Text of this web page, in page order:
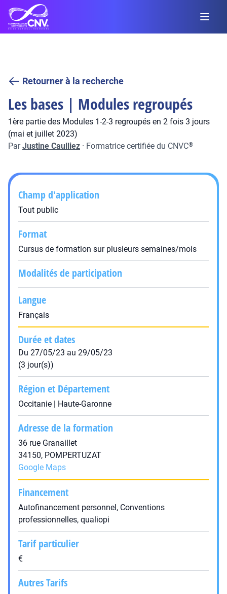
Retourner à la recherche
Les bases | Modules regroupés
1ère partie des Modules 1-2-3 regroupés en 2 fois 3 jours
(mai et juillet 2023)
ParJustine Caulliez · Formatrice certifiée du CNVC®
Champ d'application
Tout public
Format
Cursus de formation sur plusieurs semaines/mois
Modalités de participation
Langue
Français
Durée et dates
Du 27/05/23 au 29/05/23
(3 jour(s))
Région et Département
Occitanie | Haute-Garonne
Adresse de la formation
36 rue Granaillet
34150, POMPERTUZAT
Google Maps
Financement
Autofinancement personnel, Conventions
professionnelles, qualiopi
Tarif particulier
€
Autres Tarifs